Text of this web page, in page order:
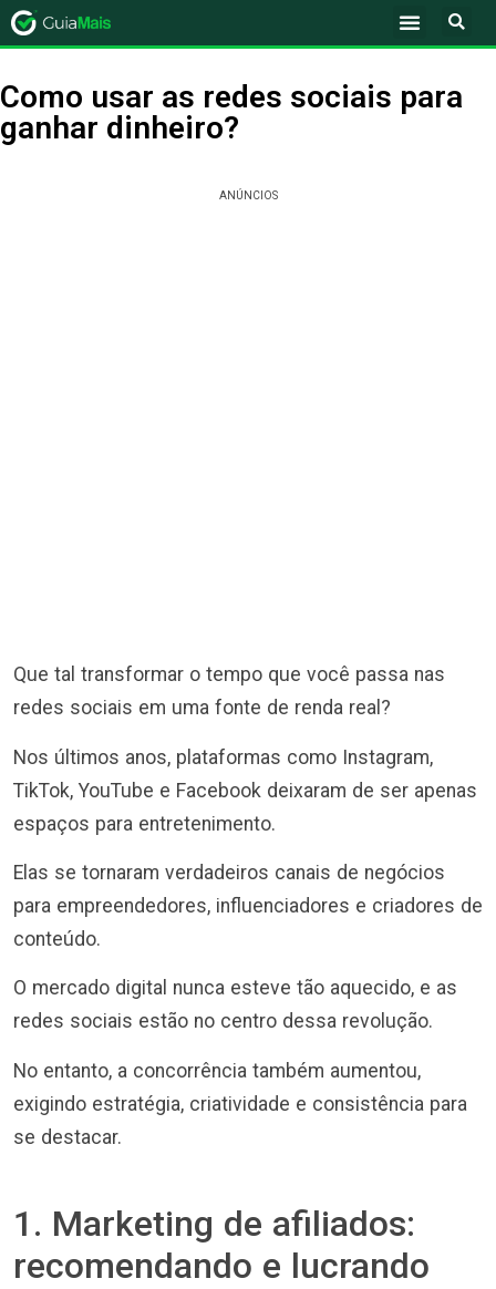
Como usar as redes sociais para
ganhar dinheiro?
ANÚNCIOS
Que tal transformar o tempo que você passa nas
redes sociais em uma fonte de renda real?
Nos últimos anos, plataformas como Instagram,
TikTok, YouTube e Facebook deixaram de ser apenas
espaços para entretenimento.
Elas se tornaram verdadeiros canais de negócios
para empreendedores, influenciadores e criadores de
conteúdo.
O mercado digital nunca esteve tão aquecido, e as
redes sociais estão no centro dessa revolução.
No entanto, a concorrência também aumentou,
exigindo estratégia, criatividade e consistência para
se destacar.
1. Marketing de afiliados:
recomendando e lucrando